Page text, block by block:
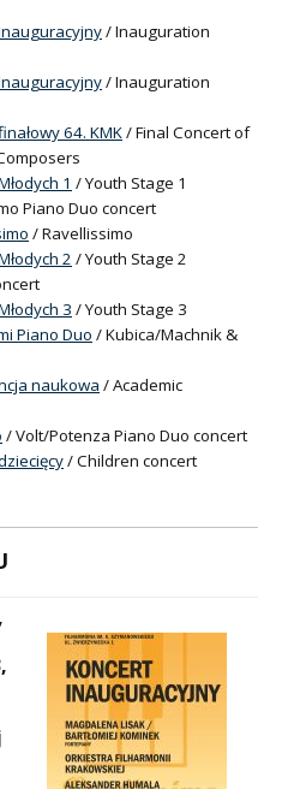
/ Inauguration
/ Inauguration
64. KMK/ Final Concert of
1 / Youth Stage 1
Piano Duo concert
/ Ravellissimo
2 / Youth Stage 2
3 / Youth Stage 3
Piano Duo / Kubica/Machnik &
naukowa / Academic
/ Volt/Potenza Piano Duo concert
/ Children concert